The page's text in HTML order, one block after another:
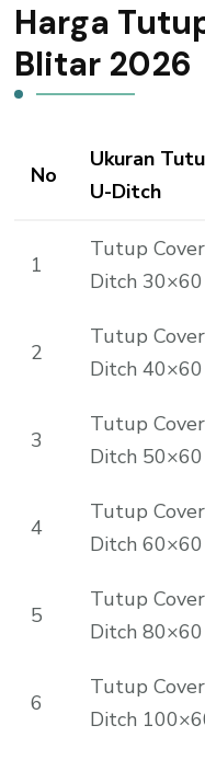
Harga
Blitar 2026
No
Ukuran
U-Ditch
1
Tutup
Ditch 30×60
2
Tutup
Ditch 40×60
3
Tutup
Ditch 50×60
4
Tutup
Ditch 60×60
5
Tutup
Ditch 80×60
6
Tutup
Ditch